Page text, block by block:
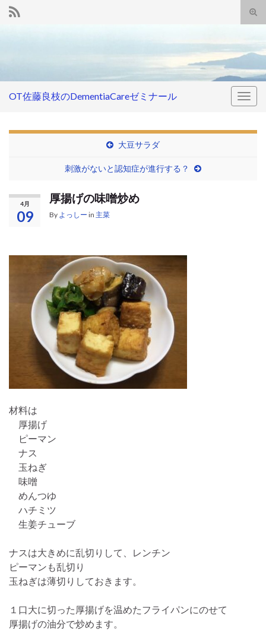
OT佐藤良枝のDementiaCareゼミナール
大豆サラダ
刺激がないと認知症が進行する？
4月
09
厚揚げの味噌炒め
By よっしー in 主菜
材料は
厚揚げ
ピーマン
ナス
玉ねぎ
味噌
めんつゆ
ハチミツ
生姜チューブ
ナスは大きめに乱切りして、レンチン
ピーマンも乱切り
玉ねぎは薄切りしておきます。
１口大に切った厚揚げを温めたフライパンにのせて
厚揚げの油分で炒めます。